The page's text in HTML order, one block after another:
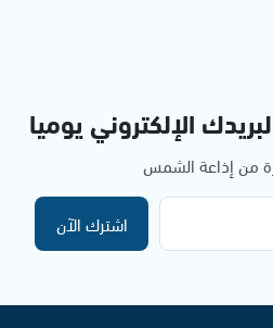
الإلكتروني يوميا
من إذاعة الشمس
اشترك الآن